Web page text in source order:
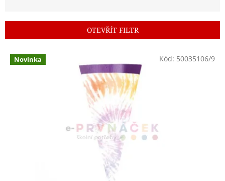
r
o
d
OTEVŘÍT FILTR
V Novinka Kód: 50035106/9